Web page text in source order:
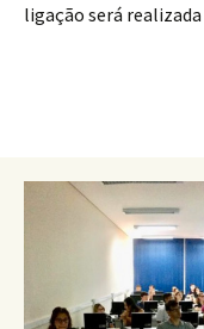
ligação será